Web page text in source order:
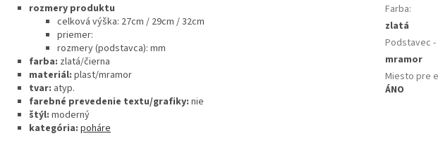
rozmery produktu
celková výška: 27cm / 29cm / 32cm
priemer:
rozmery (podstavca): mm
farba: zlatá/čierna
materiál: plast/mramor
tvar: atyp.
farebné prevedenie textu/grafiky: nie
štýl: moderný
kategória: poháre
Farba:
zlatá
Podstavec
mramor
Miesto pre
ÁNO